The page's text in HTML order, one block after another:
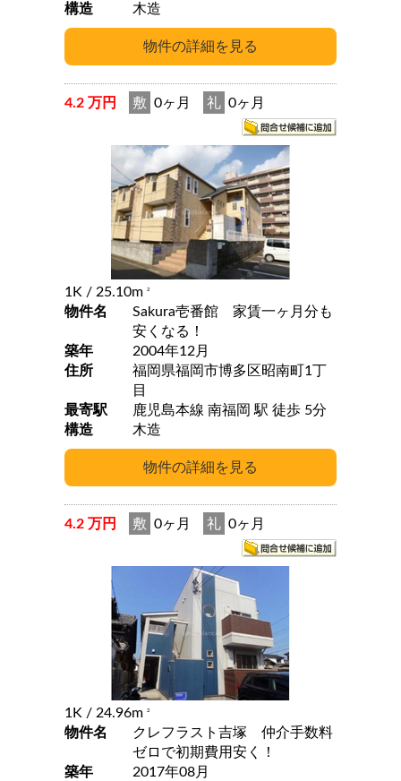
構造
木造
4.2 万円 敷 0ヶ月 礼 0ヶ月
1K / 25.10m 2
物件名
Sakura壱番館 家賃一ヶ月分も
安くなる！
築年
2004年12月
住所
福岡県福岡市博多区昭南町1丁
目
最寄駅
鹿児島本線 南福岡 駅 徒歩 5分
構造
木造
4.2 万円 敷 0ヶ月 礼 0ヶ月
1K / 24.96m 2
物件名
クレフラスト吉塚 仲介手数料
ゼロで初期費用安く！
築年
2017年08月